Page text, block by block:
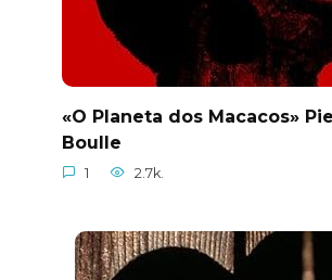
«O Planeta dos Macacos»
Boulle
1 2.7k.